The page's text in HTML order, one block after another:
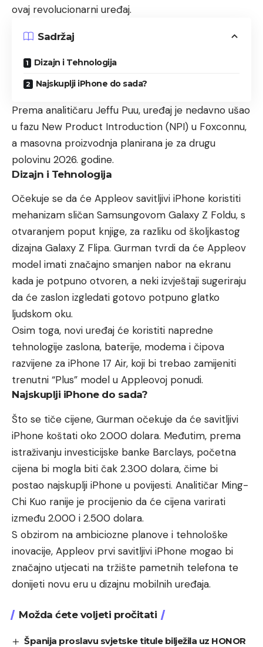
ovaj revolucionarni uređaj.
Sadržaj
Dizajn i Tehnologija
Najskuplji iPhone do sada?
Prema analitičaru Jeffu Puu, uređaj je nedavno ušao
u fazu New Product Introduction (NPI) u Foxconnu,
a masovna proizvodnja planirana je za drugu
polovinu 2026. godine.
Dizajn i Tehnologija
Očekuje se da će Appleov savitljivi iPhone koristiti
mehanizam sličan Samsungovom Galaxy Z Foldu, s
otvaranjem poput knjige, za razliku od školjkastog
dizajna Galaxy Z Flipa. Gurman tvrdi da će Appleov
model imati značajno smanjen nabor na ekranu
kada je potpuno otvoren, a neki izvještaji sugeriraju
da će zaslon izgledati gotovo potpuno glatko
ljudskom oku.
Osim toga, novi uređaj će koristiti napredne
tehnologije zaslona, baterije, modema i čipova
razvijene za iPhone 17 Air, koji bi trebao zamijeniti
trenutni “Plus” model u Appleovoj ponudi.
Najskuplji iPhone do sada?
Što se tiče cijene, Gurman očekuje da će savitljivi
iPhone koštati oko 2.000 dolara. Međutim, prema
istraživanju investicijske banke Barclays, početna
cijena bi mogla biti čak 2.300 dolara, čime bi
postao najskuplji iPhone u povijesti. Analitičar Ming-
Chi Kuo ranije je procijenio da će cijena varirati
između 2.000 i 2.500 dolara.
S obzirom na ambiciozne planove i tehnološke
inovacije, Appleov prvi savitljivi iPhone mogao bi
značajno utjecati na tržište pametnih telefona te
donijeti novu eru u dizajnu mobilnih uređaja.
Možda ćete voljeti pročitati
Španija proslavu svjetske titule bilježila uz HONOR